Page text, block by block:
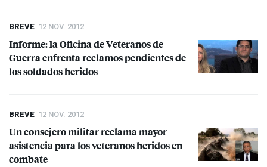
BREVE 12 NOV. 2012
Informe: la Oficina de Veteranos de
Guerra enfrenta reclamos pendientes de
los soldados heridos
BREVE 12 NOV. 2012
Un consejero militar reclama mayor
asistencia para los veteranos heridos en
combate